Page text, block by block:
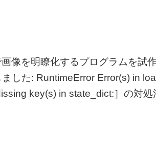
像を明瞭化するプログラムを試
した: RuntimeError Error(s) in
key(s) in state_dict:］の対処